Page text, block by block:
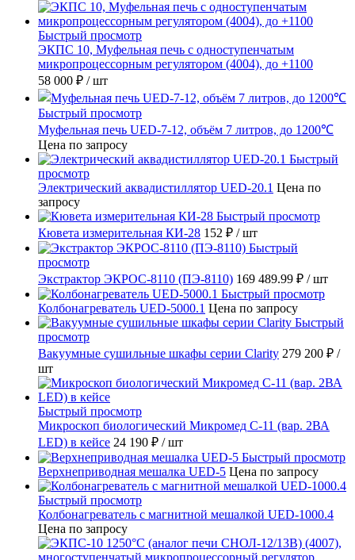
Быстрый просмотр
ЭКПС 10, Муфельная печь с одноступенчатым
микропроцессорным регулятором (4004), до +1100
58 000 ₽ / шт
Быстрый просмотр
Муфельная печь UED-7-12, объём 7 литров, до 1200℃
Цена по запросу
Быстрый
просмотр
Электрический аквадистиллятор UED-20.1 Цена по
запросу
Быстрый просмотр
Кювета измерительная КИ-28 152 ₽ / шт
Быстрый
просмотр
Экстрактор ЭКРОС-8110 (ПЭ-8110) 169 489.99 ₽ / шт
Быстрый просмотр
Колбонагреватель UED-5000.1 Цена по запросу
Быстрый
просмотр
Вакуумные сушильные шкафы серии Clarity 279 200 ₽ /
шт
Быстрый просмотр
Микроскоп биологический Микромед С-11 (вар. 2ВА
LED) в кейсе 24 190 ₽ / шт
Быстрый просмотр
Верхнеприводная мешалка UED-5 Цена по запросу
Быстрый просмотр
Колбонагреватель с магнитной мешалкой UED-1000.4
Цена по запросу